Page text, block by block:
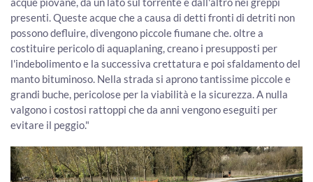
presenti. Queste acque che a causa di detti fronti di detriti non
possono defluire, divengono piccole fiumane che. oltre a
costituire pericolo di aquaplaning, creano i presupposti per
l'indebolimento e la successiva crettatura e poi sfaldamento del
manto bituminoso. Nella strada si aprono tantissime piccole e
grandi buche, pericolose per la viabilità e la sicurezza. A nulla
valgono i costosi rattoppi che da anni vengono eseguiti per
evitare il peggio."